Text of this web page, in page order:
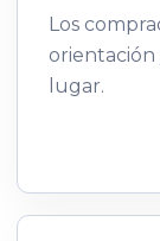
Los
orientación
lugar.